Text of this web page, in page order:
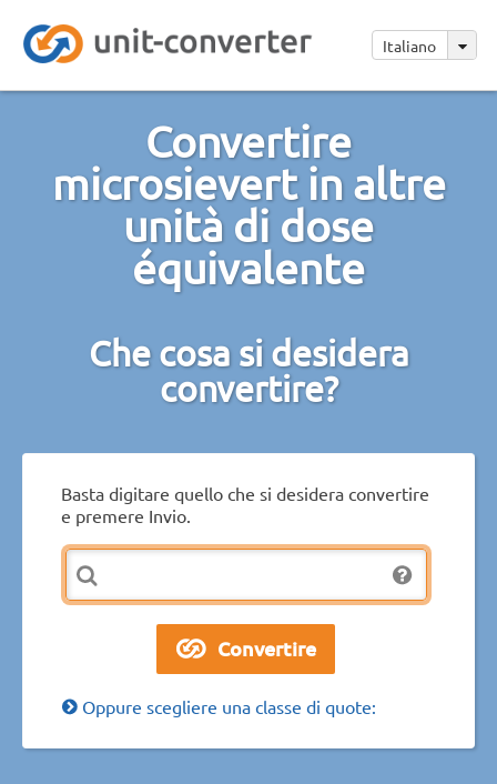
Italiano
Convertire
microsievert in altre
unità di dose
équivalente
Che cosa si desidera
convertire?
Basta digitare quello che si desidera convertire
e premere Invio.
Oppure scegliere una classe di quote: